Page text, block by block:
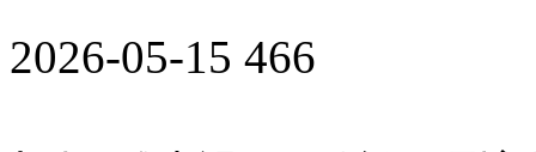
2026-05-15 466